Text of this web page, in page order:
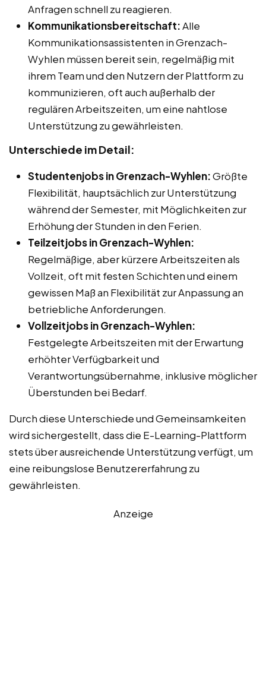
Anfragen schnell zu reagieren.
Kommunikationsbereitschaft:Alle
Kommunikationsassistenten in Grenzach-
Wyhlen müssen bereit sein, regelmäßig mit
ihrem Team und den Nutzern der Plattform zu
kommunizieren, oft auch außerhalb der
regulären Arbeitszeiten, um eine nahtlose
Unterstützung zu gewährleisten.
Unterschiede im Detail:
Studentenjobs in Grenzach-Wyhlen:Größte
Flexibilität, hauptsächlich zur Unterstützung
während der Semester, mit Möglichkeiten zur
Erhöhung der Stunden in den Ferien.
Teilzeitjobs in Grenzach-Wyhlen:
Regelmäßige, aber kürzere Arbeitszeiten als
Vollzeit, oft mit festen Schichten und einem
gewissen Maß an Flexibilität zur Anpassung an
betriebliche Anforderungen.
Vollzeitjobs in Grenzach-Wyhlen:
Festgelegte Arbeitszeiten mit der Erwartung
erhöhter Verfügbarkeit und
Verantwortungsübernahme, inklusive möglicher
Überstunden bei Bedarf.
Durch diese Unterschiede und Gemeinsamkeiten
wird sichergestellt, dass die E-Learning-Plattform
stets über ausreichende Unterstützung verfügt, um
eine reibungslose Benutzererfahrung zu
gewährleisten.
Anzeige